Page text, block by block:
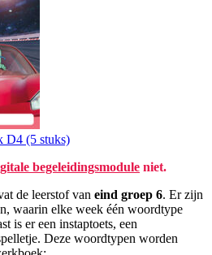
D4 (5 stuks)
begeleidingsmodule niet.
de leerstof van eind groep 6. Er zijn
waarin elke week één woordtype
is er een instaptoets, een
Deze woordtypen worden